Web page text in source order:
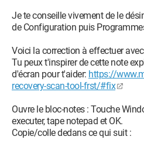
Je te conseille vivement de le
de Configuration puis
Voici la correction à effectuer avec
Tu peux t'inspirer de cette note
d'écran pour t'aider: https://
recovery-scan-tool-frst/#fix
Ouvre le bloc-notes : Touche
executer, tape notepad et OK.
Copie/colle dedans ce qui suit :